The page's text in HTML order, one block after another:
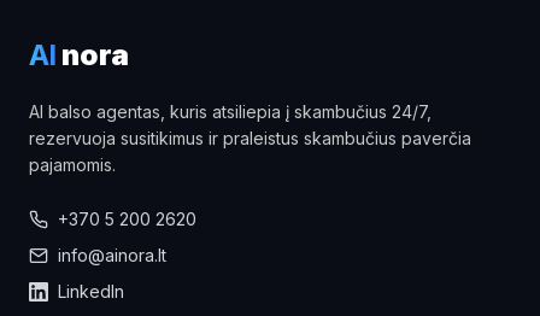
AI nora
AI balso agentas, kuris atsiliepia į skambučius 24/7,
rezervuoja susitikimus ir praleistus skambučius paverčia
pajamomis.
+370 5 200 2620
info@ainora.lt
LinkedIn